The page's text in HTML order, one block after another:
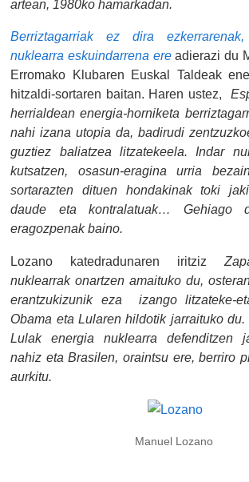
artean, 1980ko hamarkadan.
Berriztagarriak ez dira
nuklearra eskuindarrena ereadierazi du
Erromako Klubaren Euskal Taldeak
hitzaldi-sortaren baitan. Haren ustez,
herrialdean energia-horniketa
nahi izana utopia da, badirudi
guztiez baliatzea litzatekeela. Indar
kutsatzen, osasun-eragina urria
sortarazten dituen hondakinak toki
daude eta kontralatuak… Gehiago
eragozpenak baino.
Lozano katedradunaren iritziz
nuklearrak onartzen amaituko du,
erantzukizunik eza izango litzateke-
Obama eta Lularen hildotik jarraituko
Lulak energia nuklearra defenditzen
nahiz eta Brasilen, oraintsu ere, berriro
aurkitu.
Manuel Lozano